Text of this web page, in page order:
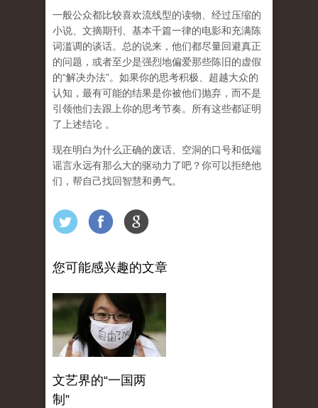
一般公众都比较喜欢流线型的读物、经过压缩的
小说、文摘期刊、基本千篇一律的电影和充满陈
词滥调的谈话。总的说来，他们都尽量回避真正
的问题，或者至少是强烈地偏爱那些陈旧的虚假
的“解决办法”。如果你的思考积极、超越大众的
认知，最有可能的结果是你被他们抛弃，而不是
引领他们去跟上你的思考节奏。所有这些都证明
了上述结论 。
现在明白为什么正确的废话、空洞的口号和低端
谣言永远有那么大的驱动力了吧？你可以拒绝他
们，帮自己找回智慧和勇气。
您可能感兴趣的文章
文艺界的“一国两
制”